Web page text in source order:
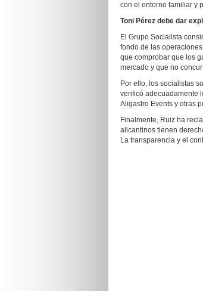
con el entorno familiar y
Toni Pérez debe dar
El Grupo Socialista
fondo de las
que comprobar que los
mercado y que no
Por ello, los socialistas
verificó adecuadamente
Aligastro Events y otras
Finalmente, Ruiz ha
alicantinos tienen
La transparencia y el